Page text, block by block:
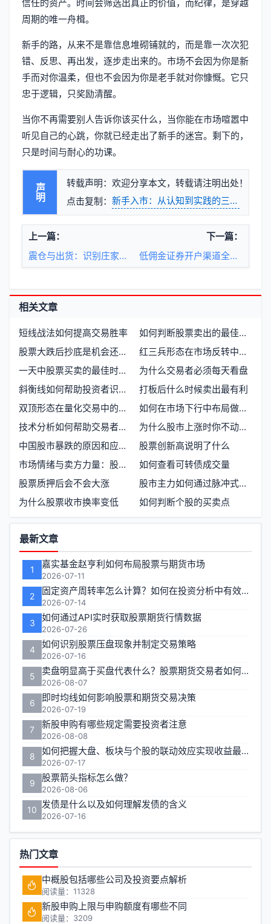
信任的资产。时间会筛选出真正的价值，而纪律，是穿越
周期的唯一舟楫。
新手的路，从来不是靠信息堆砌铺就的，而是靠一次次犯
错、反思、再出发，逐步走出来的。市场不会因为你是新
手而对你温柔，但也不会因为你是老手就对你慷慨。它只
忠于逻辑，只奖励清醒。
当你不再需要别人告诉你该买什么，当你能在市场喧嚣中
听见自己的心跳，你就已经走出了新手的迷宫。剩下的，
只是时间与耐心的功课。
声明
转载声明：欢迎分享本文，转载请注明出处！
点击复制： 新手入市：从认知到实践的三重跃迁
上一篇：
震仓与出货：识别庄家真实意图的市场信号
下一篇：
低佣金证券开户渠道全解析
相关文章
短线战法如何提高交易胜率
如何判断股票卖出的最佳时机
股票大跌后抄底是机会还是陷阱
红三兵形态在市场反转中的信号意义
一天中股票买卖的最佳时间点是什么时候
为什么交易者必须每天看盘
斜衡线如何帮助投资者识别股票趋势的潜在转折点
打板后什么时候卖出最有利
双顶形态在量化交易中的价格行为信号
如何在市场下行中布局做空大盘策略
技术分析如何帮助交易者识别市场趋势与买卖时机
为什么股市上涨时你不动，庄家却能稳赚不赔
中国股市暴跌的原因和应对策略有哪些
股票创新高说明了什么
市场情绪与卖方力量：股票价格的驱动逻辑
如何查看可转债成交量
股票质押后会不会大涨
股市主力如何通过脉冲式操作影响价格走势
为什么股票收市换率变低
如何判断个股的买卖点
功
能
区
最新文章
1 嘉实基金赵亨利如何布局股票与期货市场
2026-07-11
2 固定资产周转率怎么计算？如何在投资分析中有效运用？
2026-07-14
3 如何通过API实时获取股票期货行情数据
2026-07-26
4 如何识别股票压盘现象并制定交易策略
2026-07-16
5 卖盘明显高于买盘代表什么？股票期货交易者如何应对
2026-08-07
6 即时均线如何影响股票和期货交易决策
2026-07-19
7 新股申购有哪些规定需要投资者注意
2026-08-08
8 如何把握大盘、板块与个股的联动效应实现收益最大化？
2026-07-17
9 股票箭头指标怎么做？
2026-08-06
10 发债是什么以及如何理解发债的含义
2026-07-16
热门文章
中概股包括哪些公司及投资要点解析
阅读量：11328
新股申购上限与申购额度有哪些不同
阅读量：3209